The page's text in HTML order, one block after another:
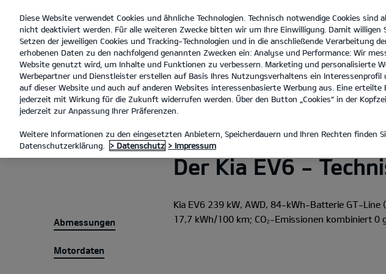
open
menu
Autohaus Brüggemann
Technische Daten
Abmessungen
Motordaten
Entdecken
MODELLE
Der Kia EV6 -
Kia EV6 239 kW, AWD, 84-kWh-Batterie GT-Line
17,7 kWh/100 km; CO₂-Emissionen kombiniert 0
Diese Website verwendet Cookies und ähnliche Technologien. Technisch notwendige Cookies sind
nicht deaktiviert werden. Für alle weiteren Zwecke bitten wir um Ihre Einwilligung. Damit willigen
Setzen der jeweiligen Cookies und Tracking-Technologien und in die anschließende Verarbeitung
erhobenen Daten zu den nachfolgend genannten Zwecken ein: Analyse und Performance: Wir
Website genutzt wird, um Inhalte und Funktionen zu verbessern. Marketing und personalisierte
Werbepartner und Dienstleister erstellen auf Basis Ihres Nutzungsverhaltens ein Interessenprofil
auf dieser Website und auch auf anderen Websites interessenbasierte Werbung aus. Eine erteilte
jederzeit mit Wirkung für die Zukunft widerrufen werden. Über den Button „Cookies“ in der
jederzeit zur Anpassung Ihrer Präferenzen.
Weitere Informationen zu den eingesetzten Anbietern, Speicherdauern und Ihren Rechten finden
Datenschutzerklärung.
> Datenschutz > Impressum